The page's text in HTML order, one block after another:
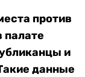
против
палате
и
данные